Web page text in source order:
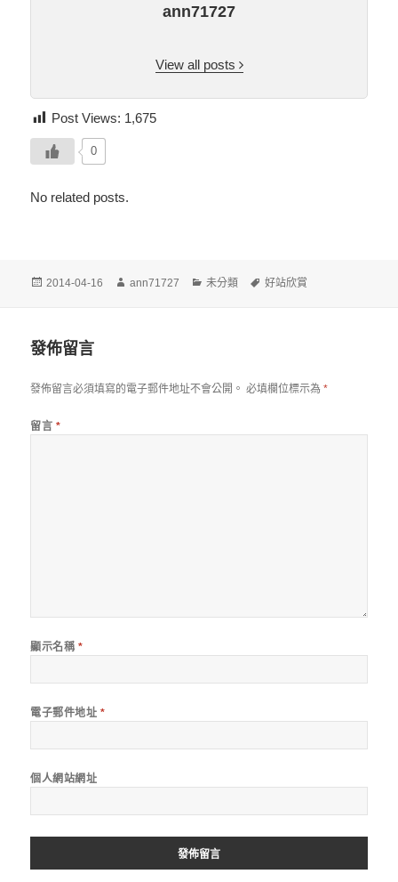
ann71727
View all posts
Post Views: 1,675
0
No related posts.
發
2014-04-16
作
ann71727
分
未分類
標
好站欣賞
發佈留言
發佈留言必須填寫的電子郵件地址不會公開。 必填欄位標示為*
留言 *
顯示名稱 *
電子郵件地址 *
個人網站網址